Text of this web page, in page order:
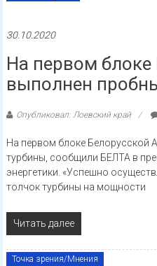
30.10.2020
На первом
выполнен
Опубликовал: Лоевский край
На первом блоке Белорусской
турбины, сообщили БЕЛТА в
энергетики. «Успешно
толчок турбины на мощности
Читать далее
Точка зрения/Мнения